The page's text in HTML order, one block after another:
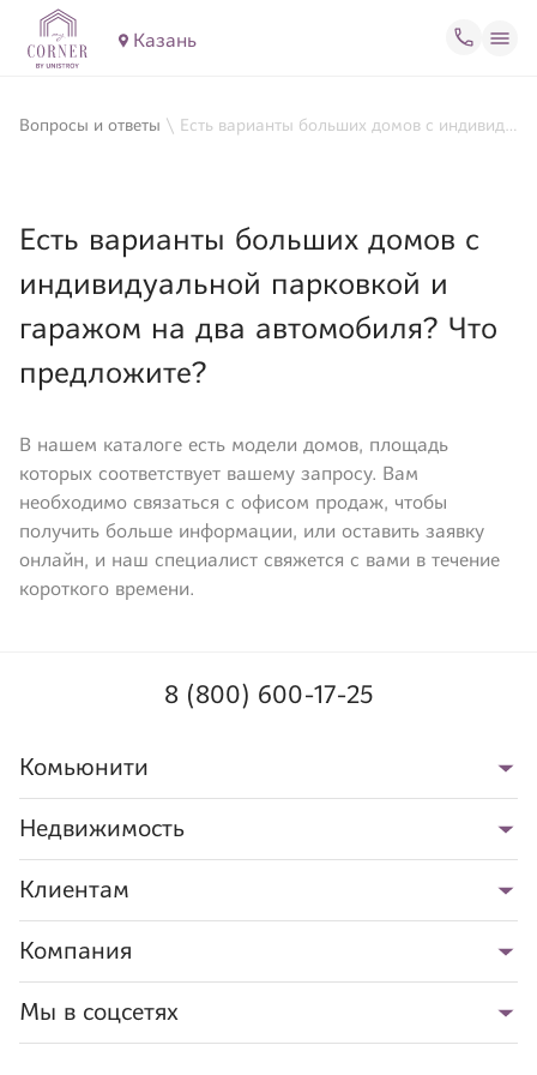
Казань
Вопросы и ответы \ Есть варианты больших домов с индивидуальной парковкой и гаражом на два автомобиля? Что предложите?
Есть варианты больших домов с
индивидуальной парковкой и
гаражом на два автомобиля? Что
предложите?
В нашем каталоге есть модели домов, площадь
которых соответствует вашему запросу. Вам
необходимо связаться с офисом продаж, чтобы
получить больше информации, или оставить заявку
онлайн, и наш специалист свяжется с вами в течение
короткого времени.
8 (800) 600-17-25
Комьюнити
Недвижимость
Клиентам
Компания
Мы в соцсетях